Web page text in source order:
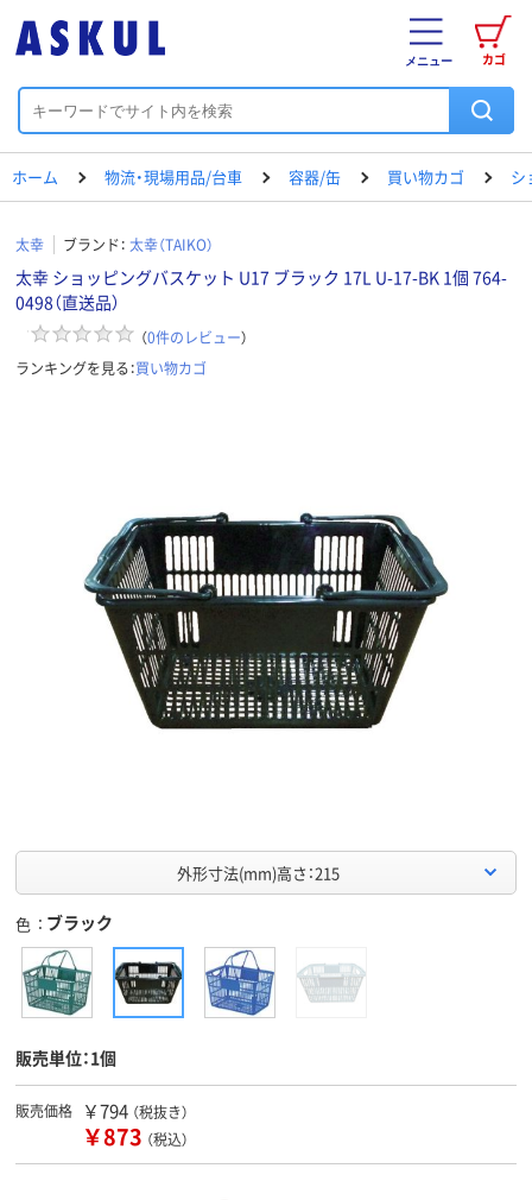
カゴ
メニュー
ホーム 物流・現場用品/台車 容器/缶 買い物カゴ シ
太幸 ブランド： 太幸（TAIKO）
太幸 ショッピングバスケット U17 ブラック 17L U-17-BK 1個 764-
0498（直送品）
（0件のレビュー）
ランキングを見る：買い物カゴ
外形寸法(mm)高さ：215
色 ブラック
販売単位：1個
販売価格 ￥794 （税抜き）
￥873 （税込）